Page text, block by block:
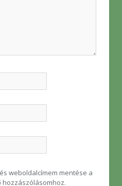
weboldalcímem mentése a